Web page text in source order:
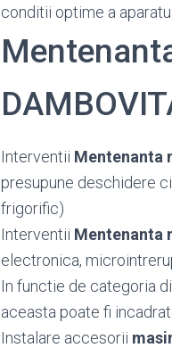
conditii optime a
Interventii Mentenanta
presupune deschidere
frigorific)
Interventii Mentenanta
electronica,
In functie de categoria
aceasta poate fi
Instalare accesorii